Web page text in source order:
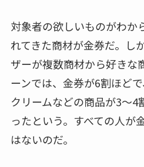
対象者の欲しいものがわか
れてきた商材が金券だ。し
ザーが複数商材から好きな
ーンでは、金券が6割ほど
クリームなどの商品が3～4
ったという。すべての人が
はないのだ。